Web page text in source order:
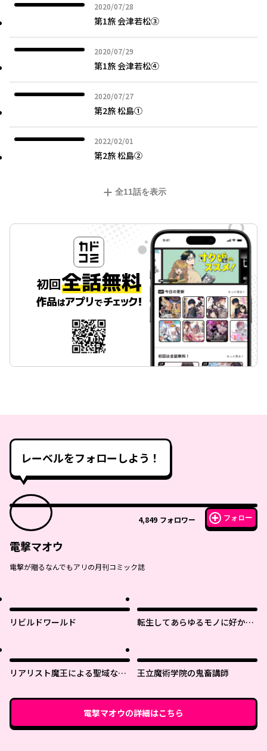
2020/07/28
2020年07月28日
第1旅 会津若松③
2020/07/29
2020年07月29日
第1旅 会津若松④
2020/07/27
2020年07月27日
第2旅 松島①
2022/02/01
2022年02月01日
第2旅 松島②
全11話を表示
レーベルをフォローしよう！
4,849 フォロワー フォロー
電撃マオウ
電撃が贈るなんでもアリの月刊コミック誌
リビルドワールド
転生してあらゆるモノに好かれ
リアリスト魔王による聖域なき
王立魔術学院の鬼畜講師
電撃マオウの詳細はこちら